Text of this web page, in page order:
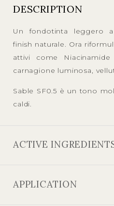
DESCRIPTION
Un fondotinta leggero
finish naturale. Ora
attivi come
carnagione luminosa,
Sable SF0.5 è un tono
caldi.
ACTIVE
APPLICATION